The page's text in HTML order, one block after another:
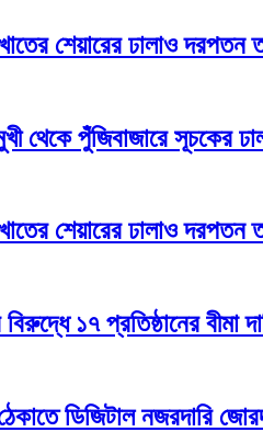
খাতের শেয়ারের ঢালাও
থেকে পুঁজিবাজারে সূচকের
খাতের শেয়ারের ঢালাও
বিরুদ্ধে ১৭ প্রতিষ্ঠানের বীমা
ডিজিটাল নজরদারি